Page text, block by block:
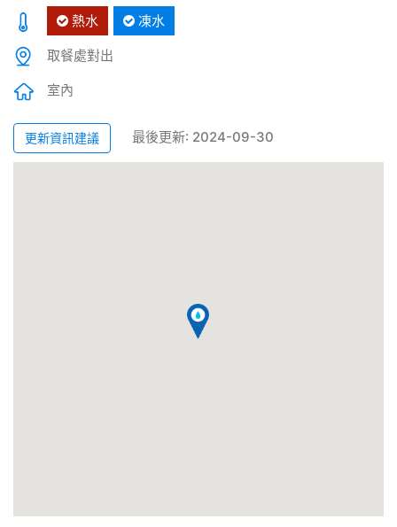
熱水 凍水
取餐處對出
室內
更新資訊建議 最後更新: 2024-09-30